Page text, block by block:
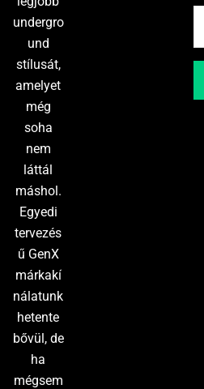
undergro
und
stílusát,
amelyet
még
soha
nem
láttál
máshol.
Egyedi
tervezés
ű GenX
márkakí
nálatunk
hetente
bővül, de
ha
mégsem